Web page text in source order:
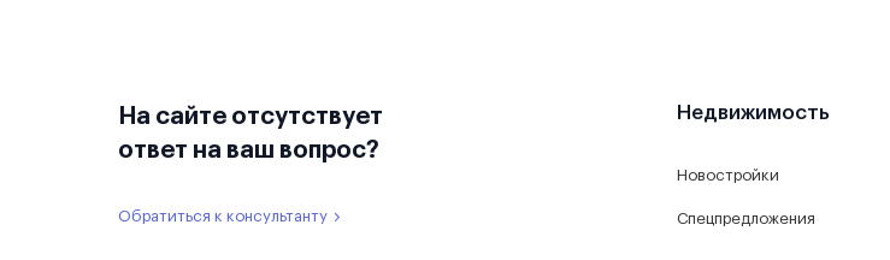
На сайте отсутствует
ответ на ваш вопрос?
Обратиться к консультанту
Недвижимость
Новостройки
Спецпредложения